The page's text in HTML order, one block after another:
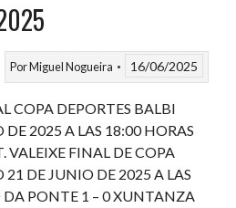
PorMiguel Nogueira 16/06/2025
COPA DEPORTES BALBI
2025 A LAS 18:00 HORAS
VALEIXE FINAL DE COPA
DE JUNIO DE 2025 A LAS
PONTE 1 – 0 XUNTANZA